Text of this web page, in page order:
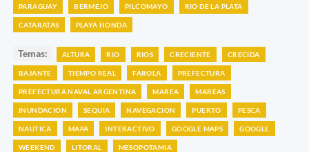
PARAGUAY BERMEJO PILCOMAYO RIO DE LA PLATA
CATARATAS PLAYA HONDA
Temas: ALTURA RIO RIOS CRECIENTE CRECIDA
BAJANTE TIEMPO REAL FAROLA PREFECTURA
PREFECTURA NAVAL ARGENTINA MAREA MAREAS
INUNDACION SEQUIA NAVEGACION PUERTO PESCA
NAUTICA MAPA INTERACTIVO GOOGLE MAPS GOOGLE
WEEKEND LITORAL MESOPOTAMIA